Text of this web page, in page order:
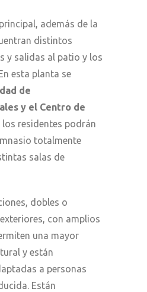
además de la
distintos
y salidas al patio y los
esta planta se
de
y el Centro de
los residentes podrán
totalmente
salas de
dobles o
con amplios
una mayor
y están
a personas
Están